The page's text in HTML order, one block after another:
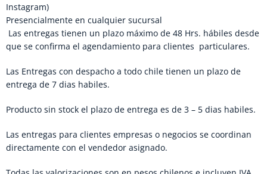
Instagram)
Presencialmente en cualquier sucursal
Las entregas tienen un plazo máximo de 48 Hrs. hábiles desde
que se confirma el agendamiento para clientes particulares.
Las Entregas con despacho a todo chile tienen un plazo de
entrega de 7 dias habiles.
Producto sin stock el plazo de entrega es de 3 – 5 dias habiles.
Las entregas para clientes empresas o negocios se coordinan
directamente con el vendedor asignado.